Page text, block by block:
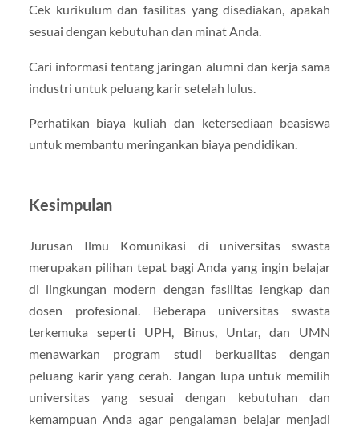
Cek kurikulum dan fasilitas yang disediakan, apakah
sesuai dengan kebutuhan dan minat Anda.
Cari informasi tentang jaringan alumni dan kerja sama
industri untuk peluang karir setelah lulus.
Perhatikan biaya kuliah dan ketersediaan beasiswa
untuk membantu meringankan biaya pendidikan.
Kesimpulan
Jurusan Ilmu Komunikasi di universitas swasta
merupakan pilihan tepat bagi Anda yang ingin belajar
di lingkungan modern dengan fasilitas lengkap dan
dosen profesional. Beberapa universitas swasta
terkemuka seperti UPH, Binus, Untar, dan UMN
menawarkan program studi berkualitas dengan
peluang karir yang cerah. Jangan lupa untuk memilih
universitas yang sesuai dengan kebutuhan dan
kemampuan Anda agar pengalaman belajar menjadi